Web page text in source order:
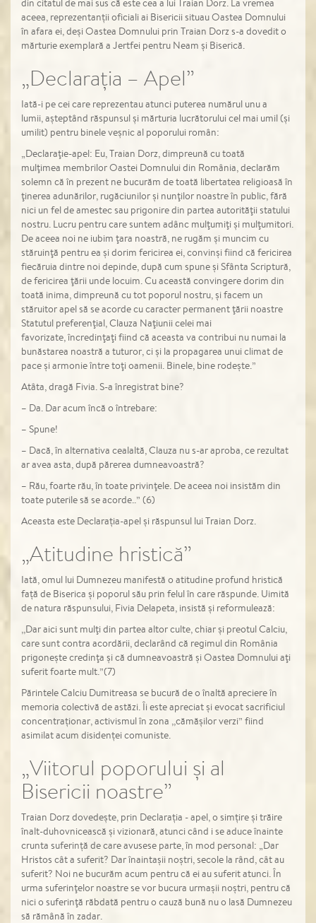
din citatul de mai sus că este cea a lui Traian Dorz. La vremea
aceea, reprezentanții oficiali ai Bisericii situau Oastea Domnului
în afara ei, deși Oastea Domnului prin Traian Dorz s-a dovedit o
mărturie exemplară a Jertfei pentru Neam și Biserică.
„Declarația – Apel”
Iată-i pe cei care reprezentau atunci puterea numărul unu a
lumii, așteptând răspunsul și mărturia lucrătorului cel mai umil (și
umilit) pentru binele veșnic al poporului român:
„Declaraţie-apel: Eu, Traian Dorz, dimpreună cu toată
mulţimea membrilor Oastei Domnului din România, declarăm
solemn că în prezent ne bucurăm de toată libertatea religioasă în
ţinerea adunărilor, rugăciunilor şi nunţilor noastre în public, fără
nici un fel de amestec sau prigonire din partea autorităţii statului
nostru. Lucru pentru care suntem adânc mulţumiţi şi mulţumitori.
De aceea noi ne iubim ţara noastră, ne rugăm şi muncim cu
stăruinţă pentru ea şi dorim fericirea ei, convinşi fiind că fericirea
fiecăruia dintre noi depinde, după cum spune şi Sfânta Scriptură,
de fericirea ţării unde locuim. Cu această convingere dorim din
toată inima, dimpreună cu tot poporul nostru, şi facem un
stăruitor apel să se acorde cu caracter permanent ţării noastre
Statutul preferenţial, Clauza Naţiunii celei mai
favorizate, încredinţaţi fiind că aceasta va contribui nu numai la
bunăstarea noastră a tuturor, ci şi la propagarea unui climat de
pace şi armonie între toţi oamenii. Binele, bine rodeşte.”
Atâta, dragă Fivia. S-a înregistrat bine?
– Da. Dar acum încă o întrebare:
– Spune!
– Dacă, în alternativa cealaltă, Clauza nu s-ar aproba, ce rezultat
ar avea asta, după părerea dumneavoastră?
– Rău, foarte rău, în toate privinţele. De aceea noi insistăm din
toate puterile să se acorde..” (6)
Aceasta este Declarația-apel și răspunsul lui Traian Dorz.
„Atitudine hristică”
Iată, omul lui Dumnezeu manifestă o atitudine profund hristică
față de Biserica și poporul său prin felul în care răspunde. Uimită
de natura răspunsului, Fivia Delapeta, insistă și reformulează:
,,Dar aici sunt mulţi din partea altor culte, chiar şi preotul Calciu,
care sunt contra acordării, declarând că regimul din România
prigoneşte credinţa şi că dumneavoastră şi Oastea Domnului aţi
suferit foarte mult.”(7)
Părintele Calciu Dumitreasa se bucură de o înaltă apreciere în
memoria colectivă de astăzi. Îi este apreciat și evocat sacrificiul
concentraționar, activismul în zona ,,cămășilor verzi” fiind
asimilat acum disidenței comuniste.
„Viitorul poporului și al
Bisericii noastre”
Traian Dorz dovedește, prin Declarația - apel, o simțire și trăire
înalt-duhovnicească și vizionară, atunci când i se aduce înainte
crunta suferință de care avusese parte, în mod personal: „Dar
Hristos cât a suferit? Dar înaintaşii noştri, secole la rând, cât au
suferit? Noi ne bucurăm acum pentru că ei au suferit atunci. În
urma suferinţelor noastre se vor bucura urmaşii noştri, pentru că
nici o suferinţă răbdată pentru o cauză bună nu o lasă Dumnezeu
să rămână în zadar.